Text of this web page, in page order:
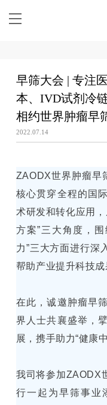
早筛大会 | 专注
本、IVD试剂冷
相约世界肿瘤早
2022.07.14
ZAODX世界肿瘤早
核心贯穿全程的国
术研发和转化应用，
方案”三大角度，围
力”三大方面进行深
帮助产业提升科技成
在此，诚邀肿瘤早
界人士共襄盛举，
展，携手助力“健康
我司将参加ZAODX
行一起为早筛事业